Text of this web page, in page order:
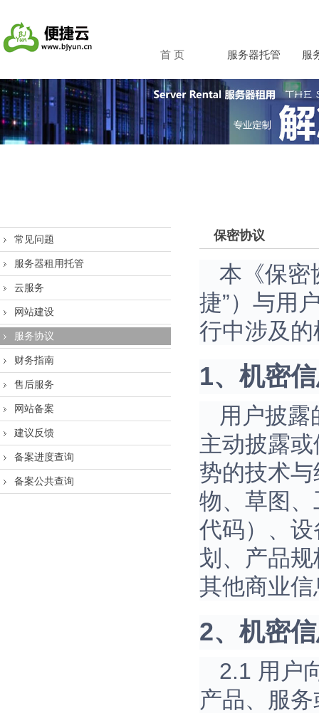
首 页 服务器托管 服
常见问题
服务器租用托管
云服务
网站建设
服务协议
财务指南
售后服务
网站备案
建议反馈
备案进度查询
备案公共查询
保密协议
本《保密
捷”）与用
行中涉及
1、机密
用户披露
主动披露
势的技术
物、草图
代码）、
划、产品
其他商业信
2、机密
2.1 用户
产品、服